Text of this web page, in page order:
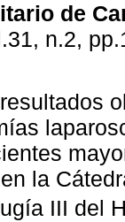
de
n.2,
la
III